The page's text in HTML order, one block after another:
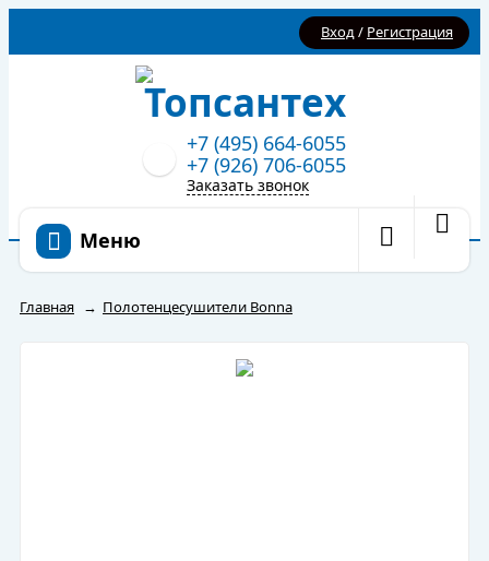
Вход/ Регистрация
+7 (495) 664-6055
+7 (926) 706-6055
Заказать звонок
Меню
Главная → Полотенцесушители Bonna